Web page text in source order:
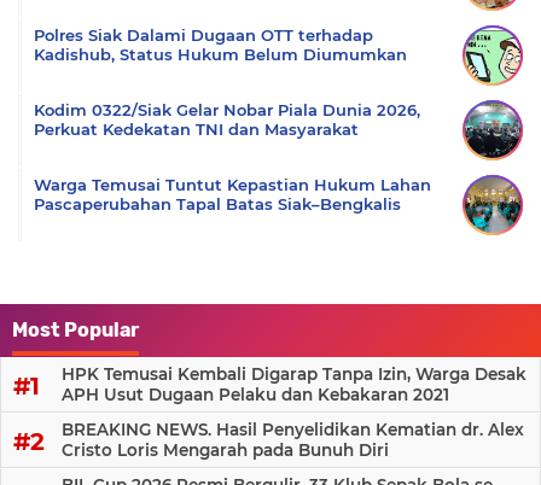
Polres Siak Dalami Dugaan OTT terhadap
Kadishub, Status Hukum Belum Diumumkan
Kodim 0322/Siak Gelar Nobar Piala Dunia 2026,
Perkuat Kedekatan TNI dan Masyarakat
Warga Temusai Tuntut Kepastian Hukum Lahan
Pascaperubahan Tapal Batas Siak–Bengkalis
Most Popular
HPK Temusai Kembali Digarap Tanpa Izin, Warga Desak
APH Usut Dugaan Pelaku dan Kebakaran 2021
BREAKING NEWS. Hasil Penyelidikan Kematian dr. Alex
Cristo Loris Mengarah pada Bunuh Diri